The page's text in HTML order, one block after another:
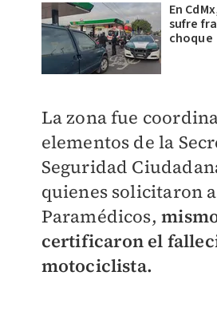
En
sufre
choque
La zona fue
elementos de la
Seguridad
quienes solicitaron
Paramédicos,
certificaron el
motociclista.